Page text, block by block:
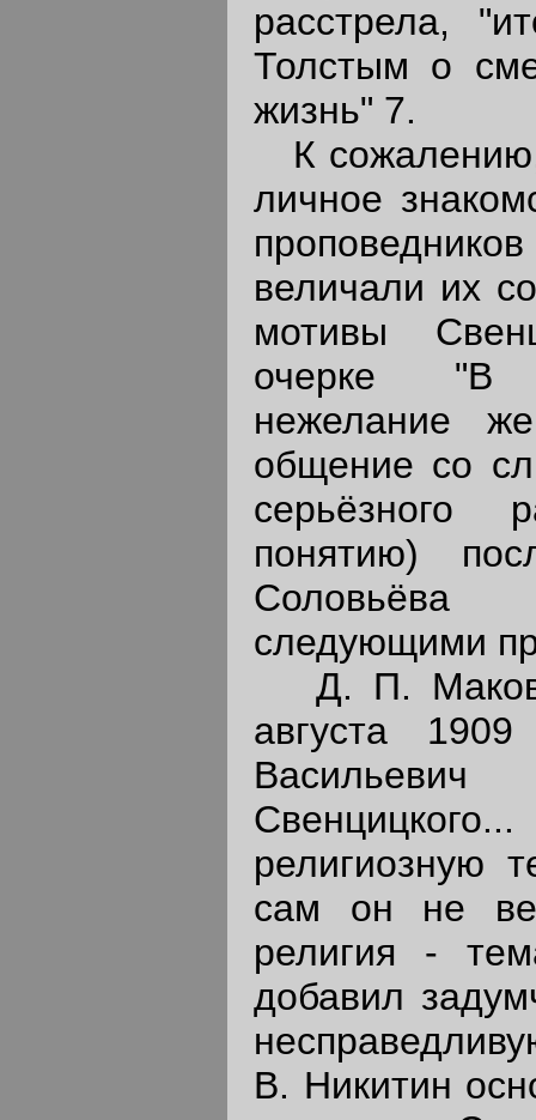
расстрела,
Толстым о
жизнь" 7.
К сожалению,
личное
величали их
мотивы
очерке "В
нежелание
общение со
серьёзного
понятию)
следующими
Д. П.
августа
религиозную
сам он не
религия -
добавил
В. Никитин